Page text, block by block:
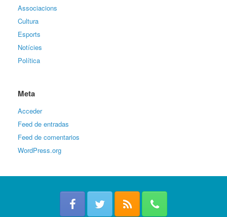
Associacions
Cultura
Esports
Notícies
Política
Meta
Acceder
Feed de entradas
Feed de comentarios
WordPress.org